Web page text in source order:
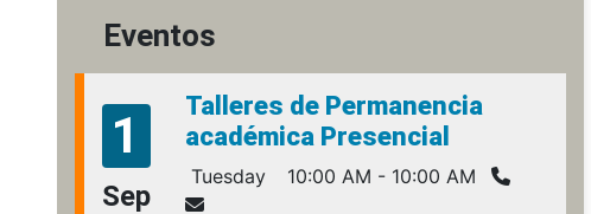
Eventos
1
Sep
Talleres de Permanencia
académica Presencial
Tuesday 10:00 AM - 10:00 AM